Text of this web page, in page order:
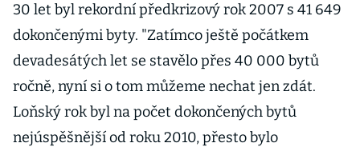
30 let byl rekordní předkrizový rok 2007 s 41 649
dokončenými byty. "Zatímco ještě počátkem
devadesátých let se stavělo přes 40 000 bytů
ročně, nyní si o tom můžeme nechat jen zdát.
Loňský rok byl na počet dokončených bytů
nejúspěšnější od roku 2010, přesto bylo